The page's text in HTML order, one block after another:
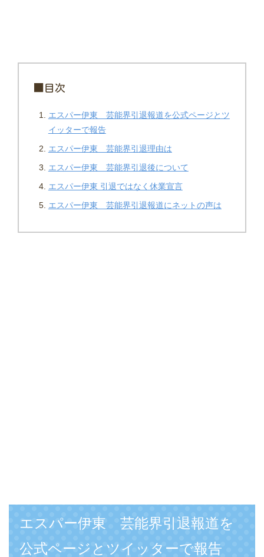
■目次
エスパー伊東 芸能界引退報道を公式ページとツ
イッターで報告
エスパー伊東 芸能界引退理由は
エスパー伊東 芸能界引退後について
エスパー伊東 引退ではなく休業宣言
エスパー伊東 芸能界引退報道にネットの声は
エスパー伊東 芸能界引退報道を
公式ページとツイッターで報告